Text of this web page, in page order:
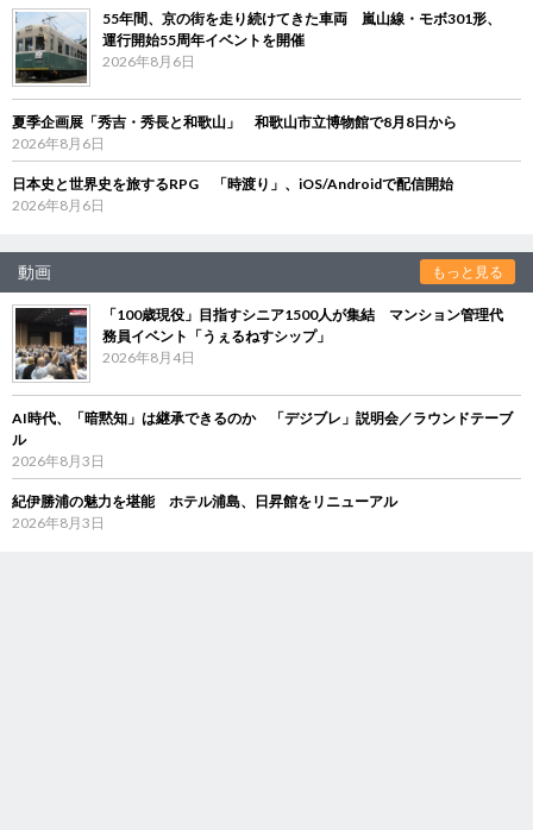
55年間、京の街を走り続けてきた車両 嵐山線・モボ301形、
運行開始55周年イベントを開催
2026年8月6日
夏季企画展「秀吉・秀長と和歌山」 和歌山市立博物館で8月8日から
2026年8月6日
日本史と世界史を旅するRPG 「時渡り」、iOS/Androidで配信開始
2026年8月6日
動画 もっと見る
「100歳現役」目指すシニア1500人が集結 マンション管理代
務員イベント「うぇるねすシップ」
2026年8月4日
AI時代、「暗黙知」は継承できるのか 「デジブレ」説明会／ラウンドテーブ
ル
2026年8月3日
紀伊勝浦の魅力を堪能 ホテル浦島、日昇館をリニューアル
2026年8月3日